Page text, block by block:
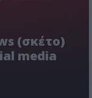
(σκέτο)
media